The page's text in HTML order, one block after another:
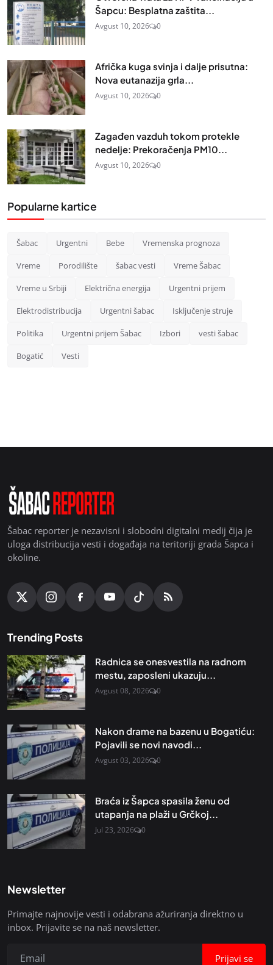
Šapcu: Besplatna zaštita...
Avgust 10, 2026 0
Afrička kuga svinja i dalje prisutna:
Nova eutanazija grla...
Avgust 10, 2026 0
Zagađen vazduh tokom protekle
nedelje: Prekoračenja PM10...
Avgust 10, 2026 0
Popularne kartice
Šabac Urgentni Bebe Vremenska prognoza
Vreme Porodilište šabac vesti Vreme Šabac
Vreme u Srbiji Električna energija Urgentni prijem
Elektrodistribucija Urgentni šabac Isključenje struje
Politika Urgentni prijem Šabac Izbori vesti šabac
Bogatić Vesti
Šabac reporter je nezavisni i slobodni digitalni medij čija je
uloga distribucija vesti i događaja na teritoriji grada Šapca i
okoline.
Trending Posts
Radnica se onesvestila na radnom
mestu, zaposleni ukazuju...
Avgust 08, 2026 0
Nakon drame na bazenu u Bogatiću:
Pojavili se novi navodi...
Avgust 03, 2026 0
Braća iz Šapca spasila ženu od
utapanja na plaži u Grčkoj...
Jul 23, 2026 0
Newsletter
Primajte najnovije vesti i odabrana ažuriranja direktno u
inbox. Prijavite se na naš newsletter.
Prijavi se